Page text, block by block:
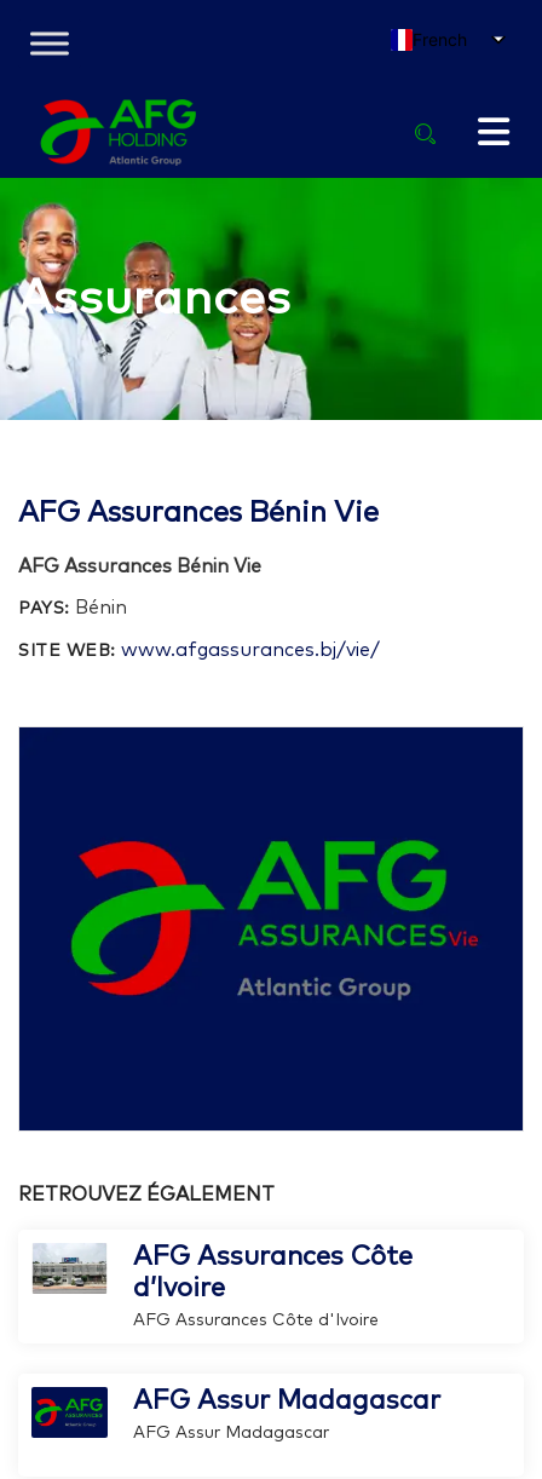
French
Assurances
AFG Assurances Bénin Vie
AFG Assurances Bénin Vie
PAYS: Bénin
SITE WEB: www.afgassurances.bj/vie/
RETROUVEZ ÉGALEMENT
AFG Assurances Côte
d’Ivoire
AFG Assurances Côte d'Ivoire
AFG Assur Madagascar
AFG Assur Madagascar